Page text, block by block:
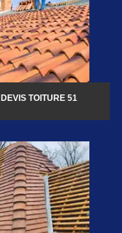
DEVIS TOITURE 51